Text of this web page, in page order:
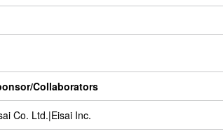
Collaborators
Co. Ltd.|Eisai Inc.